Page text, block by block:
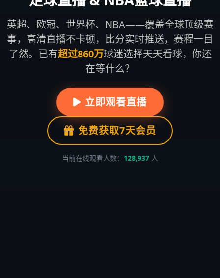
英超、欧冠、世界杯、NBA——覆盖全球顶级赛
事，高清直播不卡顿，比分实时推送，赛程一目
了然。已有超过860万球迷选择天天看球，你还
在等什么？
立即观看直播
免费获取7天会员
当前在线观看人数： 128,937 人